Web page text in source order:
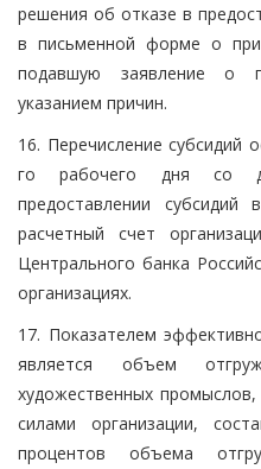
решения об отказе в
в письменной форме о
подавшую заявление о
указанием причин.
16. Перечисление субсидий
го рабочего дня со
предоставлении
расчетный счет
Центрального банка
организациях.
17. Показателем
является объем
художественных
силами организации,
процентов объема